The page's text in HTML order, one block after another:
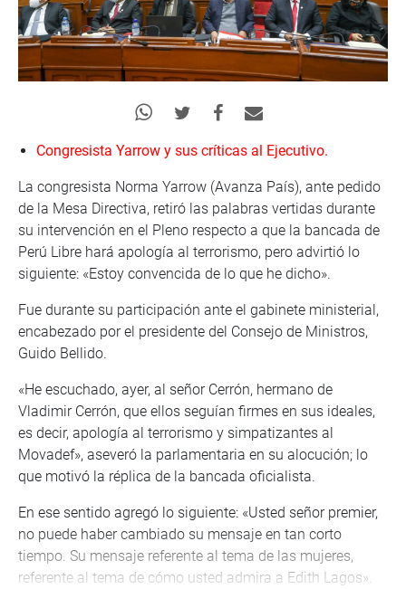
Congresista Yarrow y sus críticas al Ejecutivo.
La congresista Norma Yarrow (Avanza País), ante pedido
de la Mesa Directiva, retiró las palabras vertidas durante
su intervención en el Pleno respecto a que la bancada de
Perú Libre hará apología al terrorismo, pero advirtió lo
siguiente: «Estoy convencida de lo que he dicho».
Fue durante su participación ante el gabinete ministerial,
encabezado por el presidente del Consejo de Ministros,
Guido Bellido.
«He escuchado, ayer, al señor Cerrón, hermano de
Vladimir Cerrón, que ellos seguían firmes en sus ideales,
es decir, apología al terrorismo y simpatizantes al
Movadef», aseveró la parlamentaria en su alocución; lo
que motivó la réplica de la bancada oficialista.
En ese sentido agregó lo siguiente: «Usted señor premier,
no puede haber cambiado su mensaje en tan corto
tiempo. Su mensaje referente al tema de las mujeres,
referente al tema de cómo usted admira a Edith Lagos».